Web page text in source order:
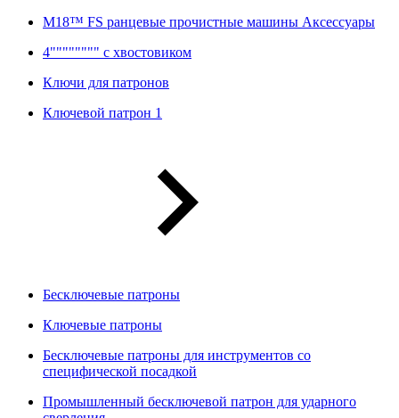
M18™ FS ранцевые прочистные машины Аксессуары
4"""""""" с хвостовиком
Ключи для патронов
Ключевой патрон 1
Бесключевые патроны
Ключевые патроны
Бесключевые патроны для инструментов со
специфической посадкой
Промышленный бесключевой патрон для ударного